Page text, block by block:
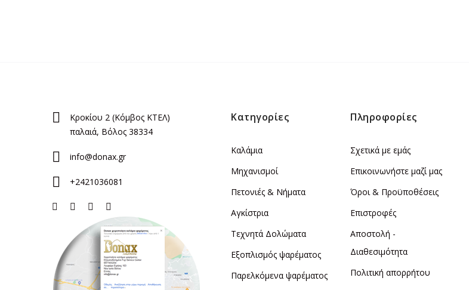
Κροκίου 2 (Κόμβος ΚΤΕΛ)
παλαιά, Βόλος 38334
info@donax.gr
+2421036081
Κατηγορίες
Καλάμια
Μηχανισμοί
Πετονιές & Νήματα
Αγκίστρια
Τεχνητά Δολώματα
Εξοπλισμός ψαρέματος
Παρελκόμενα ψαρέματος
Πληροφορίες
Σχετικά με εμάς
Επικοινωνήστε μαζί μας
Όροι & Προϋποθέσεις
Επιστροφές
Αποστολή -
Διαθεσιμότητα
Πολιτική απορρήτου